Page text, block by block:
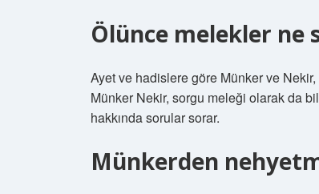
Ölünce melekler ne
Ayet ve hadislere göre Münker ve
Münker Nekir, sorgu meleği olarak da
hakkında sorular sorar.
Münkerden